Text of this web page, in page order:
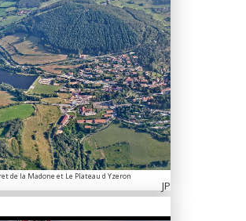
de la Madone et Le Plateau d Yzeron
JP